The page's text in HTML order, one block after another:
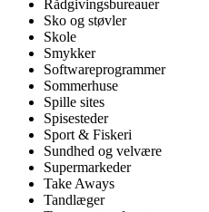
Rådgivingsbureauer
Sko og støvler
Skole
Smykker
Softwareprogrammer
Sommerhuse
Spille sites
Spisesteder
Sport & Fiskeri
Sundhed og velvære
Supermarkeder
Take Aways
Tandlæger